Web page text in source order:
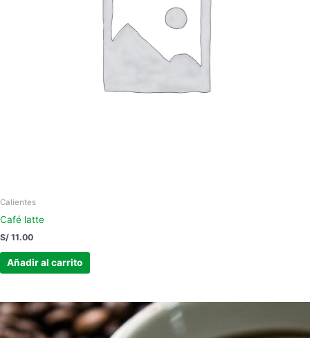
Calientes
Café latte
S/ 11.00
Añadir al carrito